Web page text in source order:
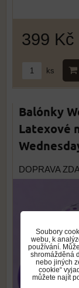
399 Kč
ks
Balónky
Latexové
DOPRAVA
Soubory
webu, k
používání.
shromážděná
nebo jiných
cookie“
můžete najít